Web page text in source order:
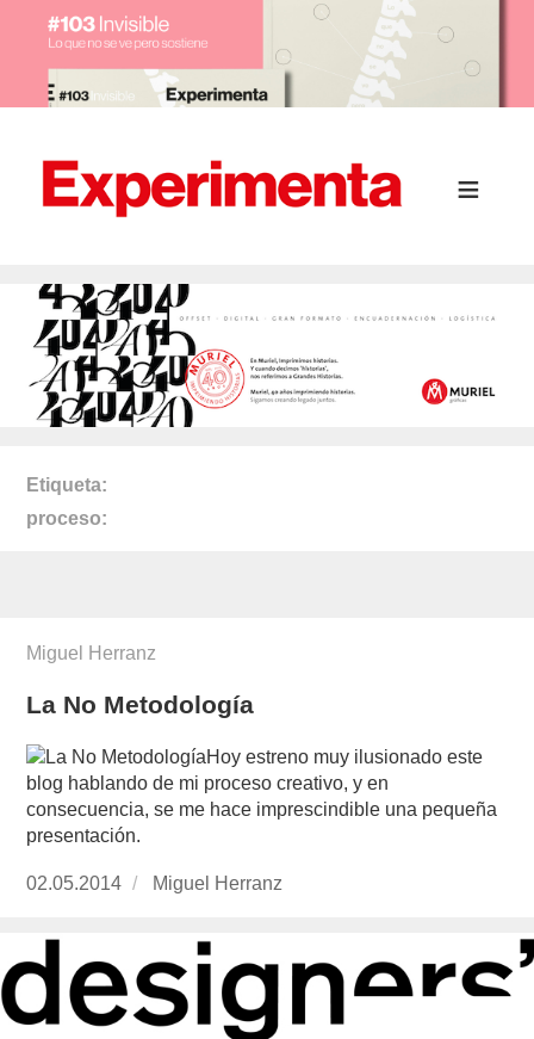
Etiqueta
proceso
Miguel Herranz
La No Metodología
Hoy estreno muy ilusionado este
blog hablando de mi proceso creativo, y en
consecuencia, se me hace imprescindible una pequeña
presentación.
Publicado
02.05.2014 https://www.experimenta.es/author/
Miguel Herranz